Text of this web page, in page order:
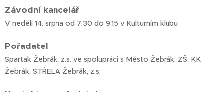
Závodní kancelář
V neděli 14. srpna od 7:30 do 9:15 v Kulturním klubu
Pořadatel
Spartak Žebrák, z.s. ve spolupráci s Město Žebrák, ZŠ, KK
Žebrák, STŘELA Žebrák, z.s.